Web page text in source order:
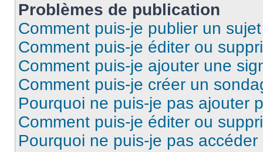
Problèmes de publication
Comment puis-je publier un
Comment puis-je éditer ou
Comment puis-je ajouter une
Comment puis-je créer un
Pourquoi ne puis-je pas ajouter
Comment puis-je éditer ou
Pourquoi ne puis-je pas